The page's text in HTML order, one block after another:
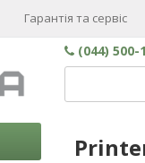
Гарантія та сервіс
(044) 500-